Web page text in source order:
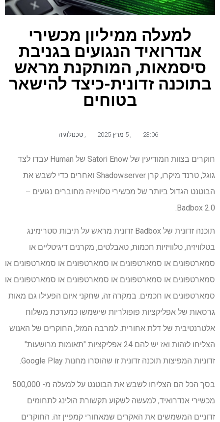
למעלה ממיליון מכשירי
אנדרואיד הנגועים בגניבת
סיסמאות, המותקנת מראש
בתוכנה זדונית-כיצד להישאר
בטוחים
23:06 5 מרץ 2025 טכנולוגיה
חוקרים בצוות המודיעין של Satori Enow של Human עבדו לצד
גוגל, טרנד מיקרו, קרן Shadowserver ואחרים כדי לשבש את
הבוטנט הגדול ביותר של מכשירי טלוויזיה מחוברים נגועים –
Badbox 2.0.
תוכנה זדונית של Badbox זדונית מראש על תיבות סטרימינג
בטלוויזיה, טלוויזיות חכמות, טאבלטים, מקרנים דיגיטליים או
סמארטפונים או סמארטפונים או סמארטפונים או סמארטפונים או
סמארטפונים או סמארטפונים או סמארטפונים או סמארטפונים או
סמארטפונים או חכמים. במקרה זה, שחקני איום הפעילו גם מאות
גרסאות של אפליקציות פופולריות שישמשו כמערכת משלוח
אלטרנטיבית של דלת אחורית. למרבה המזל, החוקרים של האנוש
הצליחו לזהות ואז יש להם 24 אפליקציות "תאומות מרושעות"
זדוניות המפיצות תוכנה זדונית זו שהוסרו מחנות Google Play.
בסך הכל הם הצליחו לשבש את הבוטנט על למעלה מ- 500,000
מכשירי אנדרואיד, למעשה לשקוע תקשורת הולינג לתחומים
זדוניים המשמשים את האקרים שמאחורי קמפיין זה. החוקרים